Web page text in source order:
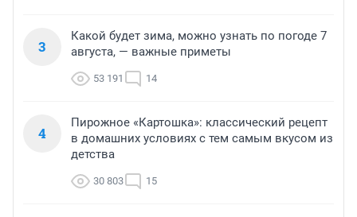
3
Какой будет зима, можно узнать по погоде 7
августа, — важные приметы
53 191 14
4
Пирожное «Картошка»: классический рецепт
в домашних условиях с тем самым вкусом из
детства
30 803 15